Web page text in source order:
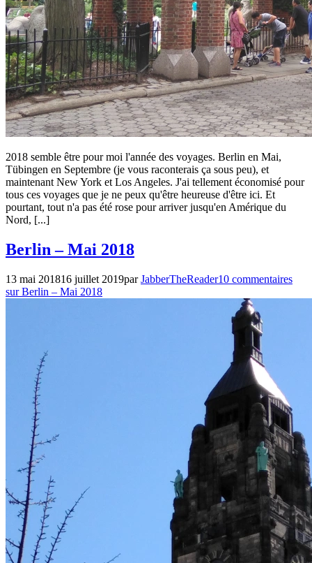
2018 semble être pour moi l'année des voyages. Berlin en Mai,
Tübingen en Septembre (je vous raconterais ça sous peu), et
maintenant New York et Los Angeles. J'ai tellement économisé pour
tous ces voyages que je ne peux qu'être heureuse d'être ici. Et
pourtant, tout n'a pas été rose pour arriver jusqu'en Amérique du
Nord, [...]
Voyages
Berlin – Mai 2018
13 mai 201816 juillet 2019parJabberTheReader10 commentaires
sur Berlin – Mai 2018